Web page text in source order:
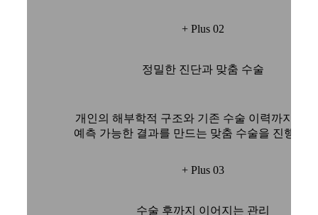
+ Plus 02
정밀한 진단과 맞춤 수술
개인의 해부학적 구조와 기존 수술 이력까지 고
예측 가능한 결과를 만드는 맞춤 수술을 진행합
+ Plus 03
수술 후까지 이어지는 관리